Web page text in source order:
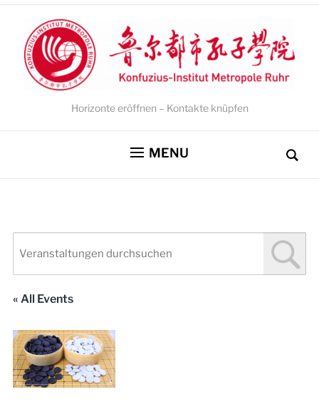
Horizonte eröffnen – Kontakte knüpfen
MENU
« All Events